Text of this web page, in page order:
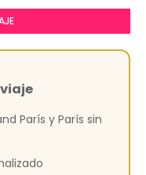
París y París sin